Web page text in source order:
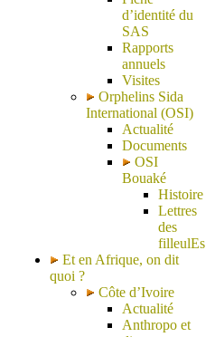
d’identité du
SAS
Rapports
annuels
Visites
Orphelins Sida
International (OSI)
Actualité
Documents
OSI
Bouaké
Histoire
Lettres
des
filleulEs
Et en Afrique, on dit
quoi ?
Côte d’Ivoire
Actualité
Anthropo et